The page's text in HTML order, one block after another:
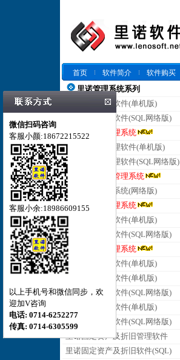
首页 软件简介 软件购买
里诺管理系统系列
里诺仓库管理软件(单机版)
里诺仓库管理软件(SQL网络版)
里诺云仓库管理系统
里诺进销存管理软件(单机版)
里诺进销存管理软件(SQL网络版)
里诺云进销存管理系统
里诺客户管理系统(网络版)
里诺云客户管理系统
里诺合同管理软件(单机版)
里诺合同管理软件(SQL网络版)
里诺云合同管理系统
里诺会员管理软件(单机版)
里诺销售管理软件(单机版)
里诺销售管理软件(SQL网络版)
里诺采购管理软件(单机版)
里诺采购管理软件(SQL网络版)
里诺固定资产及折旧管理软件
里诺固定资产及折旧软件(SQL)
微信扫码咨询
客服小颜:18672215522
客服小余:18986609155
以上手机号和微信同步，欢
迎加V咨询
电话: 0714-6252277
传真: 0714-6305599